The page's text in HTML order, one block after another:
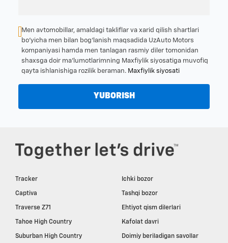
Men avtomobillar, amaldagi takliflar va xarid qilish shartlari
bo‘yicha men bilan bog‘lanish maqsadida UzAuto Motors
kompaniyasi hamda men tanlagan rasmiy diler tomonidan
shaxsga doir ma’lumotlarimning Maxfiylik siyosatiga muvofiq
qayta ishlanishiga rozilik beraman. Maxfiylik siyosati
YUBORISH
Tracker
Captiva
Traverse Z71
Tahoe High Country
Suburban High Country
Ichki bozor
Tashqi bozor
Ehtiyot qism dilerlari
Kafolat davri
Doimiy beriladigan savollar